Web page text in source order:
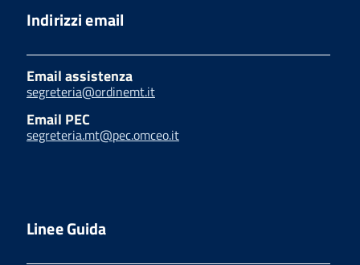
Indirizzi email
Email assistenza
segreteria@ordinemt.it
Email PEC
segreteria.mt@pec.omceo.it
Linee Guida